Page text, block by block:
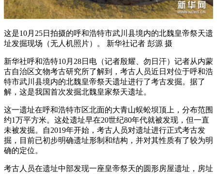
这是10月25日拍摄的呼和浩特市武川县境内的北魏皇帝祭天遗
址发掘现场（无人机照片）。 新华社记者 彭源 摄
新华社呼和浩特10月28日电（记者殷耀、勿日汗）记者从内蒙
古自治区文物考古研究所了解到，考古人员近日对位于呼和浩
特市武川县境内的北魏皇帝祭天遗址进行了考古发掘。据了
解，这是我国首次发掘北魏皇家祭天遗址。
这一遗址在呼和浩特市区北面的大青山蜈蚣坝顶上，分布范围
约1万平方米。这处遗址早在20世纪80年代就被发现，但一直
未被发掘。自2019年开始，考古人员对遗址进行正式考古发
掘，目前已初步明确遗址形制和结构，并对其性质有了较为明
确的定位。
考古人员在遗址中部发现一座皇帝祭天的圆形房屋遗址，房址